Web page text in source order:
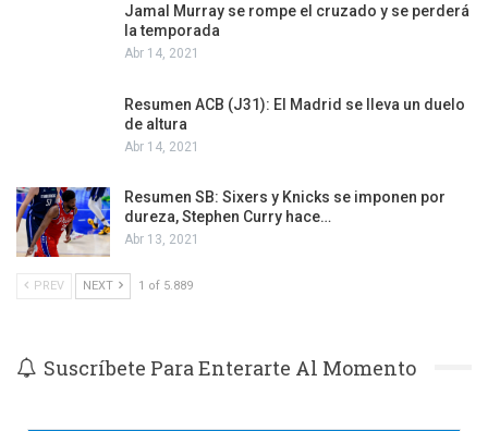
Jamal Murray se rompe el cruzado y se perderá
la temporada
Abr 14, 2021
Resumen ACB (J31): El Madrid se lleva un duelo
de altura
Abr 14, 2021
Resumen SB: Sixers y Knicks se imponen por
dureza, Stephen Curry hace…
Abr 13, 2021
PREV NEXT 1 of 5.889
Suscríbete Para Enterarte Al Momento